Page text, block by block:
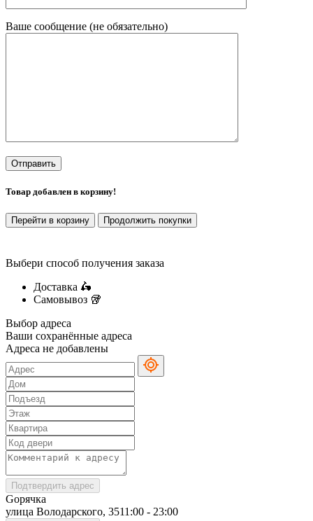
Ваше сообщение (не обязательно)
Товар добавлен в корзину!
Перейти в корзину Продолжить покупки
Выбери способ получения заказа
Доставка 🛵
Самовывоз 🥡
Выбор адреса
Ваши сохранённые адреса
Адреса не добавлены
Подтвердить адрес
Gорячка
улица Володарского, 3511:00 - 23:00